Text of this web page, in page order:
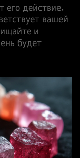
его действие.
вашей
и
будет